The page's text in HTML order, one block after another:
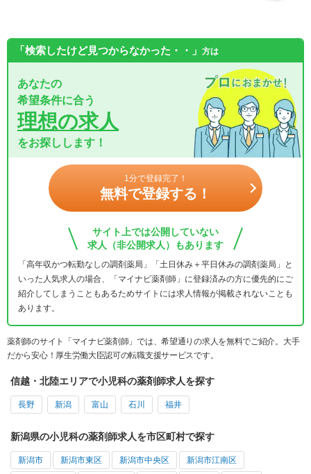
「検索したけど見つからなかった・・」 方は
あなたの
希望条件に合う
理想の求人
をお探しします！
1分で登録完了！
無料で登録する！
サイト上では公開していない
求人（非公開求人）もあります
「高年収かつ転勤なしの調剤薬局」「土日休み＋平日休みの調剤薬局」と
いった人気求人の場合、「マイナビ薬剤師」に登録済みの方に優先的にご
紹介してしまうこともあるためサイトには求人情報が掲載されないことも
あります。
薬剤師のサイト「マイナビ薬剤師」では、希望通りの求人を無料でご紹介。大手
だから安心！厚生労働大臣認可の転職支援サービスです。
信越・北陸エリアで小児科の薬剤師求人を探す
長野 新潟 富山 石川 福井
新潟県の小児科の薬剤師求人を市区町村で探す
新潟市 新潟市東区 新潟市中央区 新潟市江南区